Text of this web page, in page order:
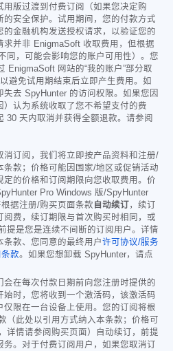
版过渡到付费订阅（如果您决定购
安全保护。试用期间，您的付款方式
金融机构发送授权请求，以验证您的
并非 EnigmaSoft 收取费用，但根据
同，可能会影响您的账户可用性）。您
EnigmaSoft 网站的“我的账户”部分取
避免试用期结束后立即产生费用。如
去 SpyHunter 的访问权限。如果您因
认为系统收取了您不希望支付的费
30 天内取消并获得全额退款。请参阅
订阅，我们将立即按产品资料和注册/
款；价格可能因国家/地区或促销活动
的价格和订阅期限向您收取费用。价
Pro Windows 版/SpyHunter
据注册/购买页面条款 自动续订，续订
费，续订期限与首次购买时相同，或
提是您是连续不间断的订阅用户。详情
款、您同意的最终用户许可协议/服务
款。如果您想卸载 SpyHunter，请点
在每次付款日期前向您注册时提供的
时，您将收到一个激活码，该激活码
限在一台设备上使用。您的订阅将根
（此处以引用方式纳入本条款；价格可
详情请参阅购买页面）自动续订，前提
。对于付费订阅用户，如果您取消订